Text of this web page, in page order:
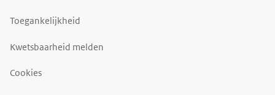
Toegankelijkheid
Kwetsbaarheid melden
Cookies